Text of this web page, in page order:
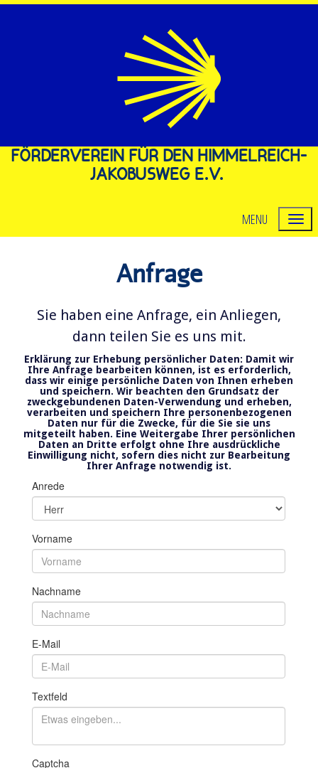
FÖRDERVEREIN FÜR DEN HIMMELREICH-
JAKOBUSWEG E.V.
MENU
Anfrage
Sie haben eine Anfrage, ein Anliegen,
dann teilen Sie es uns mit.
Erklärung zur Erhebung persönlicher Daten: Damit wir
Ihre Anfrage bearbeiten können, ist es erforderlich,
dass wir einige persönliche Daten von Ihnen erheben
und speichern. Wir beachten den Grundsatz der
zweckgebundenen Daten-Verwendung und erheben,
verarbeiten und speichern Ihre personenbezogenen
Daten nur für die Zwecke, für die Sie sie uns
mitgeteilt haben. Eine Weitergabe Ihrer persönlichen
Daten an Dritte erfolgt ohne Ihre ausdrückliche
Einwilligung nicht, sofern dies nicht zur Bearbeitung
Ihrer Anfrage notwendig ist.